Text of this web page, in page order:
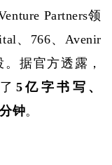
Partners领
、766、Avenir
据官方透露，
5亿字书写、
钟。